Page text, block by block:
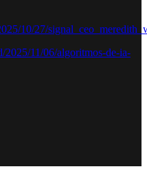
10/27/
2025/11/06/algoritmos-de-ia-